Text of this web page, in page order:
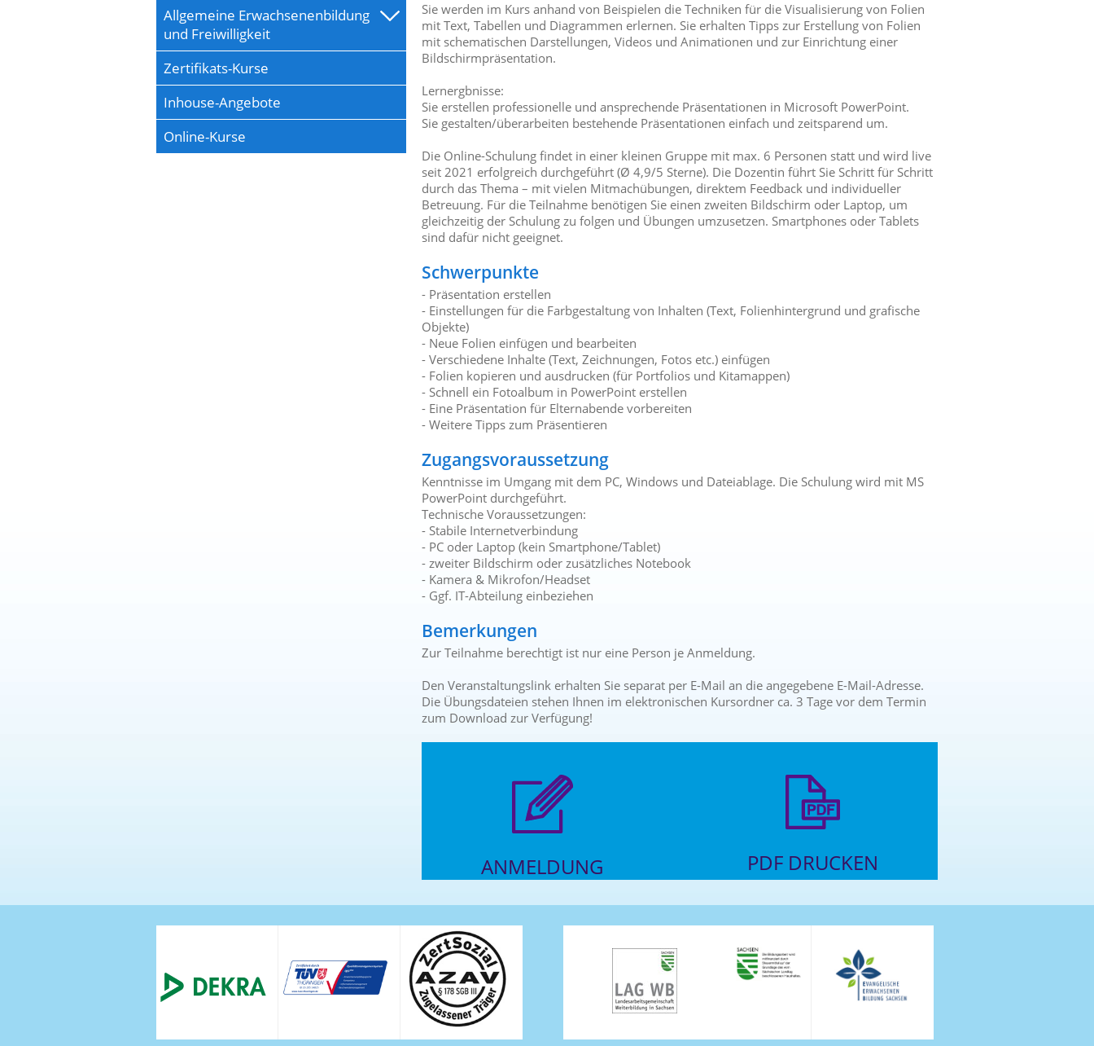
Allgemeine Erwachsenenbildung
und Freiwilligkeit
Zertifikats-Kurse
Inhouse-Angebote
Online-Kurse
Sie werden im Kurs anhand von Beispielen die Techniken für die Visualisierung von Folien
mit Text, Tabellen und Diagrammen erlernen. Sie erhalten Tipps zur Erstellung von Folien
mit schematischen Darstellungen, Videos und Animationen und zur Einrichtung einer
Bildschirmpräsentation.
Lernergbnisse:
Sie erstellen professionelle und ansprechende Präsentationen in Microsoft PowerPoint.
Sie gestalten/überarbeiten bestehende Präsentationen einfach und zeitsparend um.
Die Online-Schulung findet in einer kleinen Gruppe mit max. 6 Personen statt und wird live
seit 2021 erfolgreich durchgeführt (Ø 4,9/5 Sterne). Die Dozentin führt Sie Schritt für Schritt
durch das Thema – mit vielen Mitmachübungen, direktem Feedback und individueller
Betreuung. Für die Teilnahme benötigen Sie einen zweiten Bildschirm oder Laptop, um
gleichzeitig der Schulung zu folgen und Übungen umzusetzen. Smartphones oder Tablets
sind dafür nicht geeignet.
Schwerpunkte
- Präsentation erstellen
- Einstellungen für die Farbgestaltung von Inhalten (Text, Folienhintergrund und grafische
Objekte)
- Neue Folien einfügen und bearbeiten
- Verschiedene Inhalte (Text, Zeichnungen, Fotos etc.) einfügen
- Folien kopieren und ausdrucken (für Portfolios und Kitamappen)
- Schnell ein Fotoalbum in PowerPoint erstellen
- Eine Präsentation für Elternabende vorbereiten
- Weitere Tipps zum Präsentieren
Zugangsvoraussetzung
Kenntnisse im Umgang mit dem PC, Windows und Dateiablage. Die Schulung wird mit MS
PowerPoint durchgeführt.
Technische Voraussetzungen:
- Stabile Internetverbindung
- PC oder Laptop (kein Smartphone/Tablet)
- zweiter Bildschirm oder zusätzliches Notebook
- Kamera & Mikrofon/Headset
- Ggf. IT-Abteilung einbeziehen
Bemerkungen
Zur Teilnahme berechtigt ist nur eine Person je Anmeldung.
Den Veranstaltungslink erhalten Sie separat per E-Mail an die angegebene E-Mail-Adresse.
Die Übungsdateien stehen Ihnen im elektronischen Kursordner ca. 3 Tage vor dem Termin
zum Download zur Verfügung!
ANMELDUNG PDF DRUCKEN